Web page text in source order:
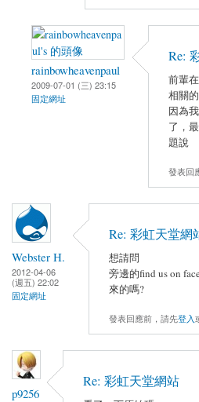
rainbowheavenpaul
2009-07-01 (三) 23:15
固定網址
Re:
前輩
相關
因為
了，
題說
發表回
Webster H.
2012-04-06
(週五) 22:02
固定網址
Re: 彩虹天堂網
想請問
旁邊的find us on
來的嗎?
發表回應前，請先登入
p9256
Re: 彩虹天堂網站